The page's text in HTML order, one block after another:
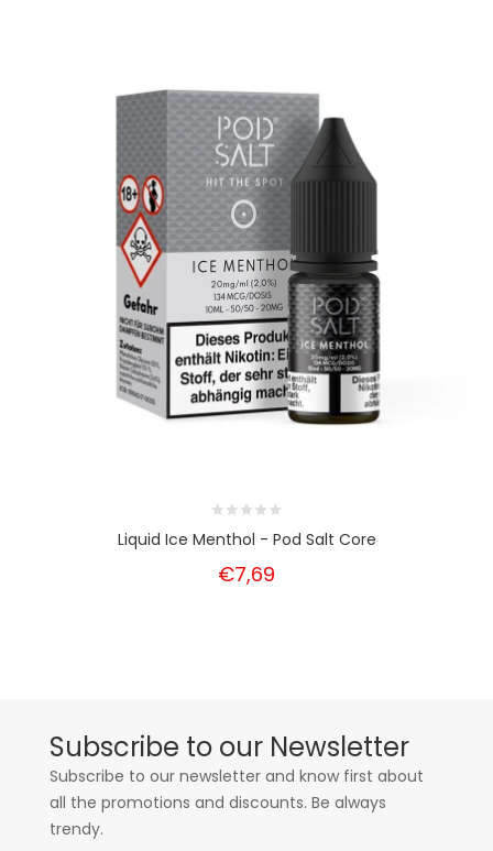
Liquid Ice Menthol - Pod Salt Core
€7,69
Subscribe to our Newsletter
Subscribe to our newsletter and know first about
all the promotions and discounts. Be always
trendy.